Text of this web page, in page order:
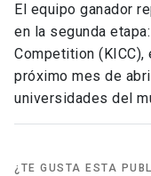
El equipo ganador
en la segunda
Competition (KICC),
próximo mes de
universidades del
¿TE GUSTA ESTA